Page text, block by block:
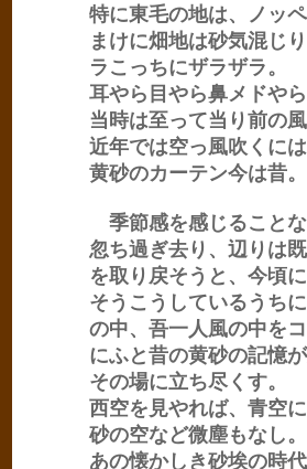
特に東毛の地は、ノッ
まけに畑地は砂気混じ
ラこっちにザラザラ。
耳やら目やら鼻メドや
当時は至って当り前の
近年では空っ風吹くに
黄砂のカーテン今は昔。
季節感を感じること
忽ち過ぎ去り、辺りは
を取り戻そうと、今頃
そうこうしているうち
の中、吾一人風の中を
にふと昔の黄砂の記憶
その場に立ち尽くす。
西空を見やれば、青空
砂の空など微塵もなし。
あの懐かしき砂埃の時